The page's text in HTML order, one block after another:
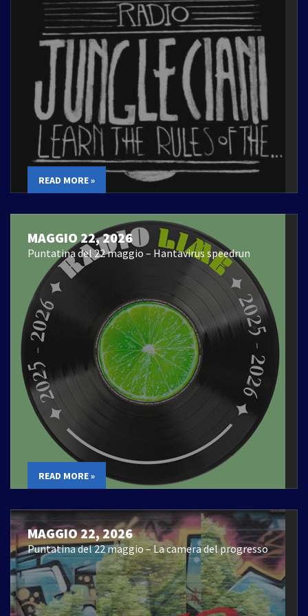
READ MORE »
MAGGIO 22, 2026
Puntatina del 22 maggio – Hantavirus speedrun
READ MORE »
MAGGIO 22, 2026
Puntatina del 22 maggio – La camera del progresso